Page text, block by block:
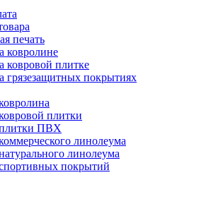
печать
ковролине
ковровой плитке
грязезащитных покрытиях
плитки
ПВХ
линолеума
линолеума
покрытий